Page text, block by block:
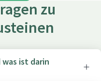
zu
was ist darin